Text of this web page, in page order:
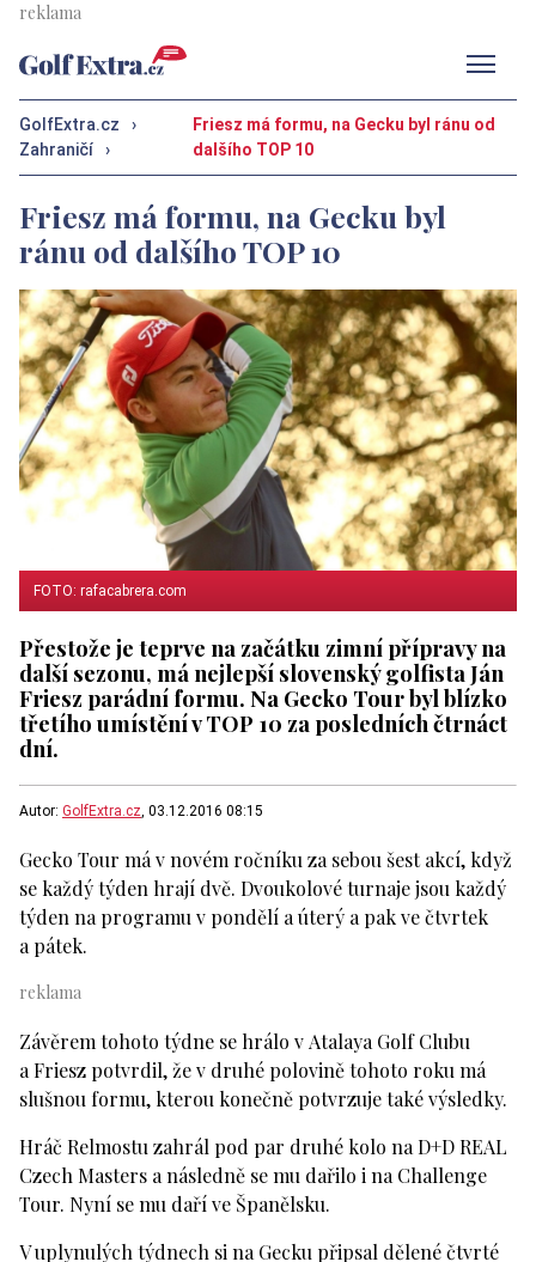
GolfExtra.cz
›
Zahraničí
›
Friesz má formu, na Gecku byl ránu od
dalšího TOP 10
Friesz má formu, na Gecku byl
ránu od dalšího TOP 10
FOTO: rafacabrera.com
Přestože je teprve na začátku zimní přípravy na
další sezonu, má nejlepší slovenský golfista Ján
Friesz parádní formu. Na Gecko Tour byl blízko
třetího umístění v TOP 10 za posledních čtrnáct
dní.
Autor: GolfExtra.cz, 03.12.2016 08:15
Gecko Tour má v novém ročníku za sebou šest akcí, když
se každý týden hrají dvě. Dvoukolové turnaje jsou každý
týden na programu v pondělí a úterý a pak ve čtvrtek
a pátek.
Závěrem tohoto týdne se hrálo v Atalaya Golf Clubu
a Friesz potvrdil, že v druhé polovině tohoto roku má
slušnou formu, kterou konečně potvrzuje také výsledky.
Hráč Relmostu zahrál pod par druhé kolo na D+D REAL
Czech Masters a následně se mu dařilo i na Challenge
Tour. Nyní se mu daří ve Španělsku.
V uplynulých týdnech si na Gecku připsal dělené čtvrté